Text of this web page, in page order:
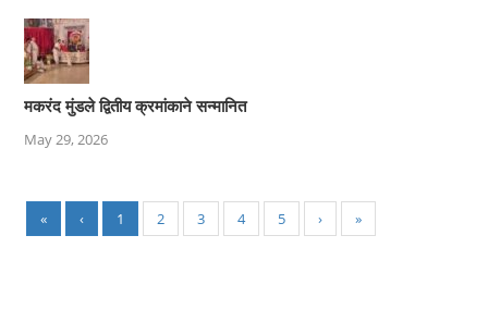
मकरंद मुंडले द्वितीय क्रमांकाने सन्मानित
May 29, 2026
« ‹ 1 2 3 4 5 › »